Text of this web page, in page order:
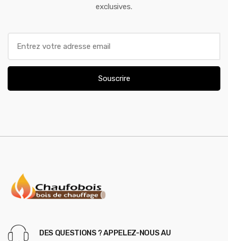
exclusives.
a
l
Souscrire
DES QUESTIONS ? APPELEZ-NOUS AU